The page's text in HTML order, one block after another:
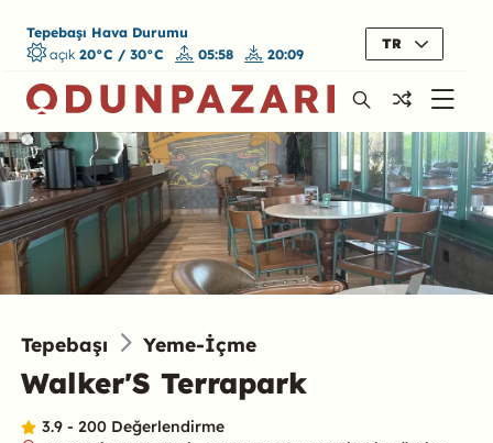
Tepebaşı Hava Durumu
açık 20°C / 30°C 05:58 20:09
TR
Tepebaşı Yeme-İçme
Walker'S Terrapark
3.9 - 200 Değerlendirme